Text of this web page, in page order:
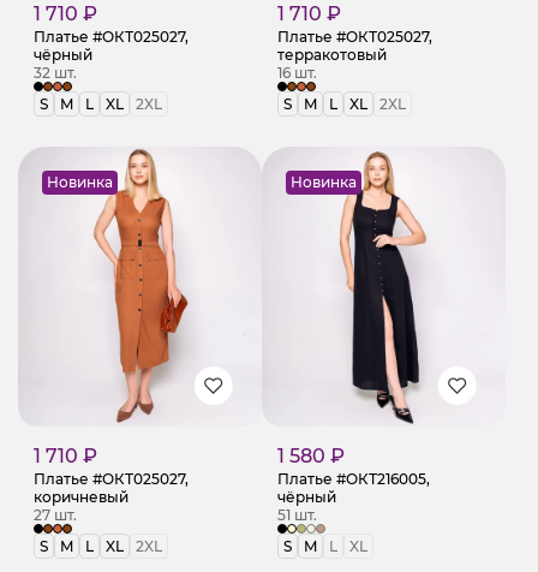
1 710 ₽
Платье #ОКТ025027,
чёрный
32 шт.
S
M L XL 2XL
1 710 ₽
Платье #ОКТ025027,
терракотовый
16 шт.
S
M L XL 2XL
Новинка
1 710 ₽
Платье #ОКТ025027,
коричневый
27 шт.
S
M L XL 2XL
Новинка
1 580 ₽
Платье #ОКТ216005,
чёрный
51 шт.
S
M L XL